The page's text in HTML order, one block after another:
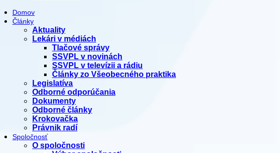
Domov
Články
Aktuality
Lekári v médiách
Tlačové správy
SSVPL v novinách
SSVPL v televízii a rádiu
Články zo Všeobecného praktika
Legislatíva
Odborné odporúčania
Dokumenty
Odborné články
Krokovačka
Právnik radí
Spoločnosť
O spoločnosti